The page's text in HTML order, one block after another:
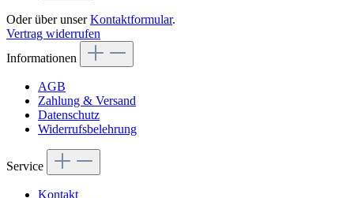
Oder über unserKontaktformular.
Vertrag widerrufen
Informationen
AGB
Zahlung & Versand
Datenschutz
Widerrufsbelehrung
Service
Kontakt